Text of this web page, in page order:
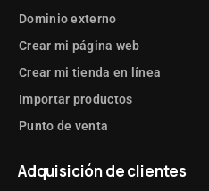
Dominio externo
Crear mi página web
Crear mi tienda en línea
Importar productos
Punto de venta
Adquisición de clientes